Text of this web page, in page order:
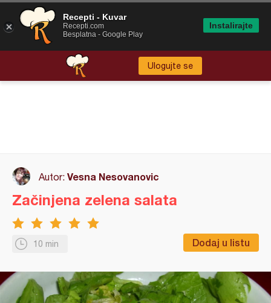
Ulogujte se
Autor: Vesna Nesovanovic
10 min Dodaj u listu
Začinjena zelena salata
Recepti - Kuvar
Recepti.com
Besplatna - Google Play
Instalirajte